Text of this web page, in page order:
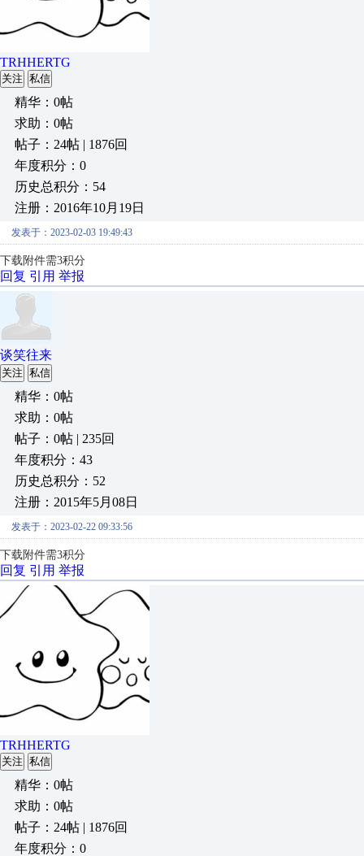
TRHHERTG
关注 私信
精华：0帖
求助：0帖
帖子：24帖 | 1876回
年度积分：0
历史总积分：54
注册：2016年10月19日
发表于：2023-02-03 19:49:43
下载附件需3积分
回复 引用 举报
谈笑往来
关注 私信
精华：0帖
求助：0帖
帖子：0帖 | 235回
年度积分：43
历史总积分：52
注册：2015年5月08日
发表于：2023-02-22 09:33:56
下载附件需3积分
回复 引用 举报
TRHHERTG
关注 私信
精华：0帖
求助：0帖
帖子：24帖 | 1876回
年度积分：0